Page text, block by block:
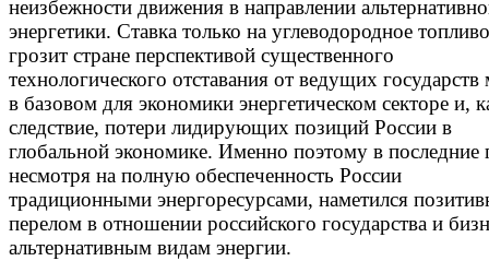
неизбежности движения в направлении
энергетики. Ставка только на углеводородное топливо
грозит стране перспективой существенного
технологического отставания от ведущих государств
в базовом для экономики энергетическом секторе и,
следствие, потери лидирующих позиций России в
глобальной экономике. Именно поэтому в последние
несмотря на полную обеспеченность России
традиционными энергоресурсами, наметился
перелом в отношении российского государства и
альтернативным видам энергии.